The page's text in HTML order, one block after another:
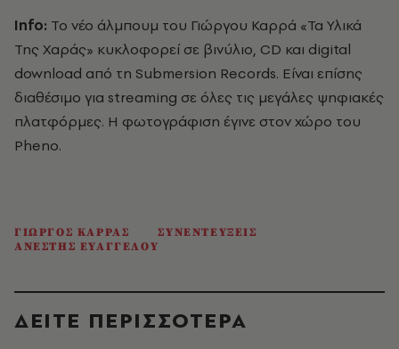
Info: Το νέο άλμπουμ του Γιώργου Καρρά «Τα Υλικά
Της Χαράς» κυκλοφορεί σε βινύλιο, CD και digital
download από τη Submersion Records. Είναι επίσης
διαθέσιμο για streaming σε όλες τις μεγάλες ψηφιακές
πλατφόρμες. Η φωτογράφιση έγινε στον χώρο του
Pheno.
ΓΙΩΡΓΟΣ ΚΑΡΡΑΣ
ΣΥΝΕΝΤΕΥΞΕΙΣ
ΑΝΕΣΤΗΣ ΕΥΑΓΓΕΛΟΥ
ΔΕΙΤΕ ΠΕΡΙΣΣΟΤΕΡΑ